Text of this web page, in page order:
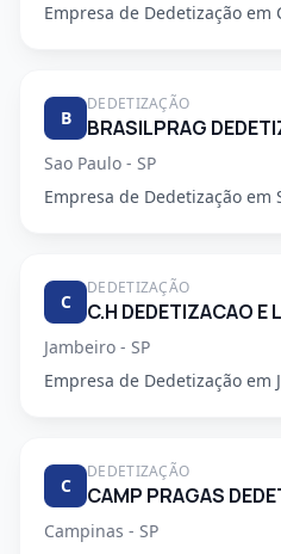
Empresa de Dedetização em
B
DEDETIZAÇÃO
BRASILPRAG
Sao Paulo - SP
Empresa de Dedetização em
C
DEDETIZAÇÃO
Jambeiro - SP
Empresa de Dedetização em
C
DEDETIZAÇÃO
Campinas - SP